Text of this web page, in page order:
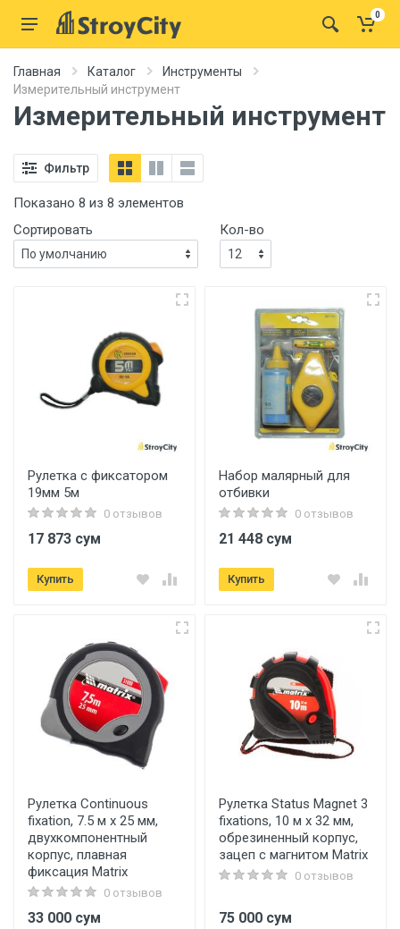
0
Главная Каталог
Инструменты
Измерительный инструмент
Измерительный инструмент
Фильтр
Показано 8 из 8 элементов
Сортировать
Кол-во
Рулетка с фиксатором
19мм 5м
0 отзывов
17 873 сум
Купить
Набор малярный для
отбивки
0 отзывов
21 448 сум
Купить
Рулетка Continuous
fixation, 7.5 м х 25 мм,
двухкомпонентный
корпус, плавная
фиксация Matrix
0 отзывов
33 000 сум
Рулетка Status Magnet 3
fixations, 10 м х 32 мм,
обрезиненный корпус,
зацеп с магнитом Matrix
0 отзывов
75 000 сум